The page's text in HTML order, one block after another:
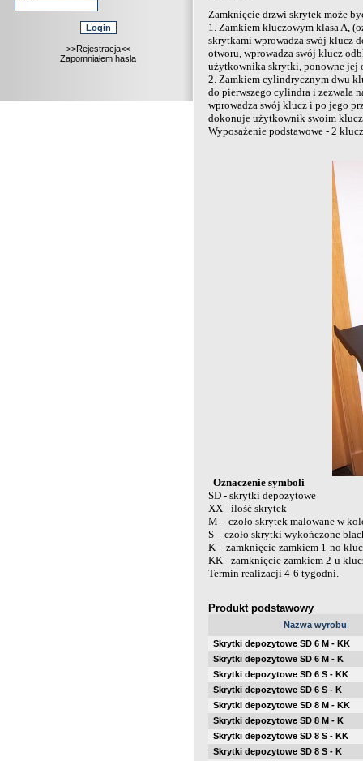
>>Rejestracja<<
Zapomniałem hasła
Zamknięcie drzwi skrytek może
1. Zamkiem kluczowym klasa A,
skrytkami wprowadza swój klucz
otworu, wprowadza swój klucz
użytkownika skrytki, ponowne jej
2. Zamkiem cylindrycznym dwu
do pierwszego cylindra i zezwala
wprowadza swój klucz i po jego
dokonuje użytkownik swoim
Wyposażenie podstawowe - 2
Oznaczenie symboli
SD - skrytki depozytowe
XX - ilość skrytek
M - czoło skrytek malowane w
S - czoło skrytki wykończone
K - zamknięcie zamkiem 1-no
KK - zamknięcie zamkiem 2-u
Termin realizacji 4-6 tygodni.
Produkt podstawowy
Nazwa wyrobu
Skrytki depozytowe SD 6 M - KK
Skrytki depozytowe SD 6 M - K
Skrytki depozytowe SD 6 S - KK
Skrytki depozytowe SD 6 S - K
Skrytki depozytowe SD 8 M - KK
Skrytki depozytowe SD 8 M - K
Skrytki depozytowe SD 8 S - KK
Skrytki depozytowe SD 8 S - K